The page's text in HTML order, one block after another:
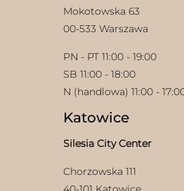
Mokotowska 63
00-533 Warszawa
PN - PT 11:00 - 19:00
SB 11:00 - 18:00
N (handlowa) 11:00 -
Katowice
Silesia City Center
Chorzowska 111